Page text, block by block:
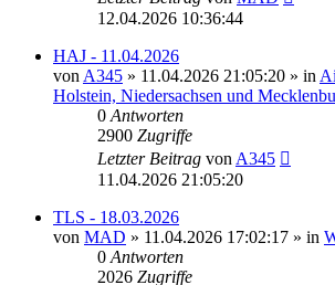
12.04.2026 10:36:44
HAJ - 11.04.2026
von A345 » 11.04.2026 21:05:20 » in
Holstein, Niedersachsen und
0 Antworten
2900 Zugriffe
Letzter Beitrag von A345
11.04.2026 21:05:20
TLS - 18.03.2026
von MAD » 11.04.2026 17:02:17 » in
0 Antworten
2026 Zugriffe